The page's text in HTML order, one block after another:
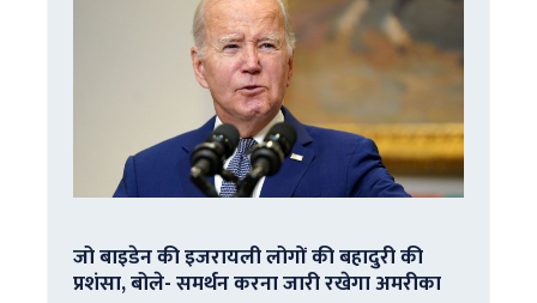
जो बाइडेन की इजरायली लोगों की बहादुरी की
प्रशंसा, बोले- समर्थन करना जारी रखेगा अमरीका